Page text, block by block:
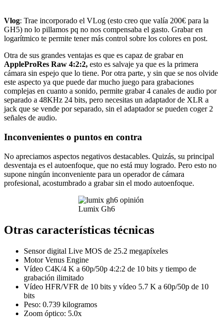
Vlog: Trae incorporado el VLog (esto creo que valía 200€ para la
GH5) no lo pillamos pq no nos compensaba el gasto. Grabar en
logarítmico te permite tener más control sobre los colores en post.
Otra de sus grandes ventajas es que es capaz de grabar en
AppleProRes Raw 4:2:2, esto es salvaje ya que es la primera
cámara sin espejo que lo tiene. Por otra parte, y sin que se nos olvide
este aspecto ya que puede dar mucho juego para grabaciones
complejas en cuanto a sonido, permite grabar 4 canales de audio por
separado a 48KHz 24 bits, pero necesitas un adaptador de XLR a
jack que se vende por separado, sin el adaptador se pueden coger 2
señales de audio.
Inconvenientes o puntos en contra
No apreciamos aspectos negativos destacables. Quizás, su principal
desventaja es el autoenfoque, que no está muy logrado. Pero esto no
supone ningún inconveniente para un operador de cámara
profesional, acostumbrado a grabar sin el modo autoenfoque.
Lumix Gh6
Otras características técnicas
Sensor digital Live MOS de 25.2 megapíxeles
Motor Venus Engine
Vídeo C4K/4 K a 60p/50p 4:2:2 de 10 bits y tiempo de
grabación ilimitado
Vídeo HFR/VFR de 10 bits y vídeo 5.7 K a 60p/50p de 10
bits
Peso: 0.739 kilogramos
Zoom óptico: 5.0x